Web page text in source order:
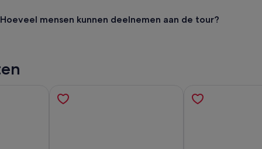
Hoeveel mensen kunnen deelnemen aan de tour?